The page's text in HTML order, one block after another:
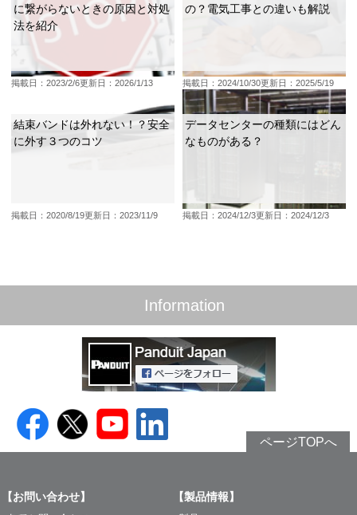
に繋がらないときの原因と対処
法を紹介
掲載日：2023/2/6更新日：2026/1/13
の？電気工事との違いも解説
掲載日：2024/10/30更新日：2025/5/19
結束バンドは外れない！？安全
に外す３つのコツ
掲載日：2020/8/19更新日：2023/11/9
データセンターの種類にはどん
なものがある？
掲載日：2024/12/3更新日：2024/12/3
Information
ページTOPへ
【お問い合わせ】 【製品情報】